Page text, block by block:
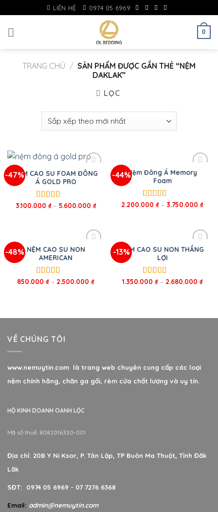
to
content
LIÊN HỆ 0974 05 6969
0
TRANG CHỦ / SẢN PHẨM ĐƯỢC GẮN THẺ “NỆM
DAKLAK”
LỌC
-47%
NỆM CAO SU FOAM ĐÔNG
Á GOLD PRO
Được xếp
3.100.000 ₫– 5.600.000 ₫
-44%Nệm Đông Á Memory
Foam
Được xếp
2.200.000 ₫ – 3.750.000 ₫
-48% NỆM CAO SU NON
AMERICAN
Được xếp
850.000 ₫ – 2.500.000 ₫
-13%NỆM CAO SU NON THẮNG
LỢI
Được xếp
1.350.000 ₫– 2.680.000 ₫
VỀ CHÚNG TÔI
www.nemuytin.com là trang web chuyên cung cấp các loại
nệm chính hãng, chăn ga gối, rèm cửa chất lượng và uy tín.
HỘ KINH DOANH OANH LỘC
Mã số thuế: 8082016330-001
Địa chỉ: 20B Y Ni Ksor, P. Tân Lập, TP Buôn Ma Thuột, Tỉnh Đăk
Lăk
SĐT: 0974 05 6969 - 07 7276 6368
Email: admin@nemuytin.com